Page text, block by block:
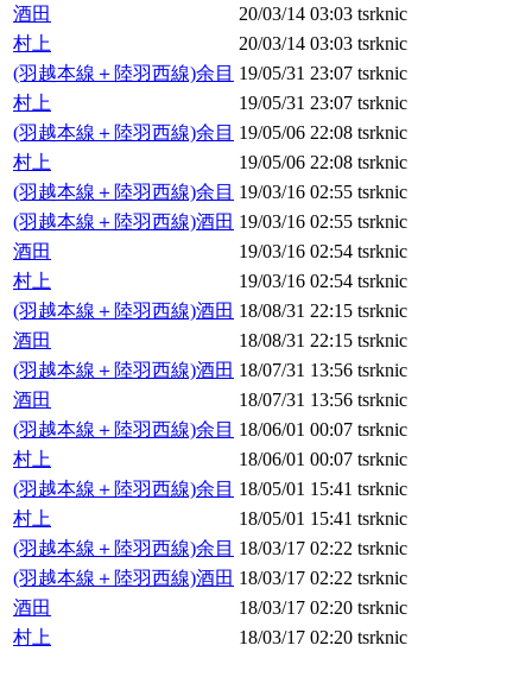
酒田
20/03/14 03:03 tsrknic
村上
20/03/14 03:03 tsrknic
(羽越本線＋陸羽西線)余目 19/05/31 23:07 tsrknic
村上
19/05/31 23:07 tsrknic
(羽越本線＋陸羽西線)余目 19/05/06 22:08 tsrknic
村上
19/05/06 22:08 tsrknic
(羽越本線＋陸羽西線)余目 19/03/16 02:55 tsrknic
(羽越本線＋陸羽西線)酒田 19/03/16 02:55 tsrknic
酒田
19/03/16 02:54 tsrknic
村上
19/03/16 02:54 tsrknic
(羽越本線＋陸羽西線)酒田 18/08/31 22:15 tsrknic
酒田
18/08/31 22:15 tsrknic
(羽越本線＋陸羽西線)酒田 18/07/31 13:56 tsrknic
酒田
18/07/31 13:56 tsrknic
(羽越本線＋陸羽西線)余目 18/06/01 00:07 tsrknic
村上
18/06/01 00:07 tsrknic
(羽越本線＋陸羽西線)余目 18/05/01 15:41 tsrknic
村上
18/05/01 15:41 tsrknic
(羽越本線＋陸羽西線)余目 18/03/17 02:22 tsrknic
(羽越本線＋陸羽西線)酒田 18/03/17 02:22 tsrknic
酒田
18/03/17 02:20 tsrknic
村上
18/03/17 02:20 tsrknic